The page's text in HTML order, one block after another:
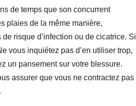
de temps que son concurrent
plaies de la même manière,
risque d’infection ou de cicatrice. Si
vous inquiétez pas d’en utiliser trop,
un pansement sur votre blessure.
assurer que vous ne contractez pas